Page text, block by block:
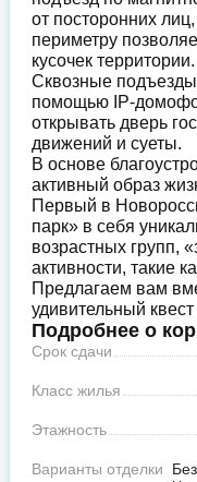
от посторонних
периметру
кусочек территории.
Сквозные
помощью IP-
открывать дверь
движений и суеты.
В основе
активный образ
Первый в
парк» в себя
возрастных групп,
активности, такие
Предлагаем вам
удивительный
Подробнее о
Срок сдачи
Класс жилья
Этажность
Варианты отделки